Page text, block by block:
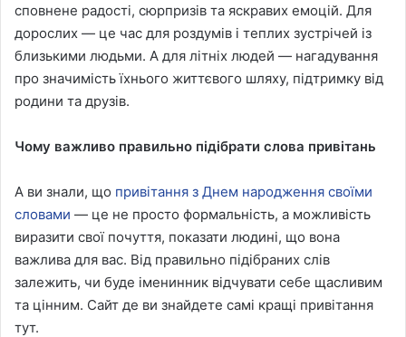
сповнене радості, сюрпризів та яскравих емоцій. Для
дорослих — це час для роздумів і теплих зустрічей із
близькими людьми. А для літніх людей — нагадування
про значимість їхнього життєвого шляху, підтримку від
родини та друзів.
Чому важливо правильно підібрати слова привітань
А ви знали, що привітання з Днем народження своїми
словами — це не просто формальність, а можливість
виразити свої почуття, показати людині, що вона
важлива для вас. Від правильно підібраних слів
залежить, чи буде іменинник відчувати себе щасливим
та цінним. Сайт де ви знайдете самі кращі привітання
тут.